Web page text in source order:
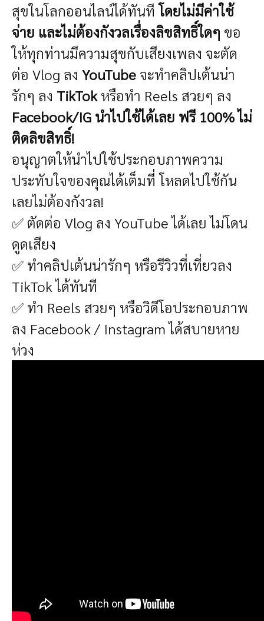
สุขในโลกออนไลน์ได้ทันทีโดยไม่มีค่าใช้
จ่าย และไม่ต้องกังวลเรื่องลิขสิทธิ์ใดๆ ขอ
ให้ทุกท่านมีความสุขกับเสียงเพลง จะตัด
ต่อ Vlog ลง YouTubeจะทำคลิปเต้นน่า
รักๆ ลง TikTokหรือทำ Reels สวยๆ ลง
Facebook/IG นำไปใช้ได้เลย ฟรี 100% ไม่
ติดลิขสิทธิ์!
อนุญาตให้นำไปใช้ประกอบภาพความ
ประทับใจของคุณได้เต็มที่ โหลดไปใช้กัน
เลยไม่ต้องกังวล!
✅ ตัดต่อ Vlog ลง YouTube ได้เลย ไม่โดน
ดูดเสียง
✅ ทำคลิปเต้นน่ารักๆ หรือรีวิวที่เที่ยวลง
TikTok ได้ทันที
✅ ทำ Reels สวยๆ หรือวิดีโอประกอบภาพ
ลง Facebook / Instagram ได้สบายหาย
ห่วง